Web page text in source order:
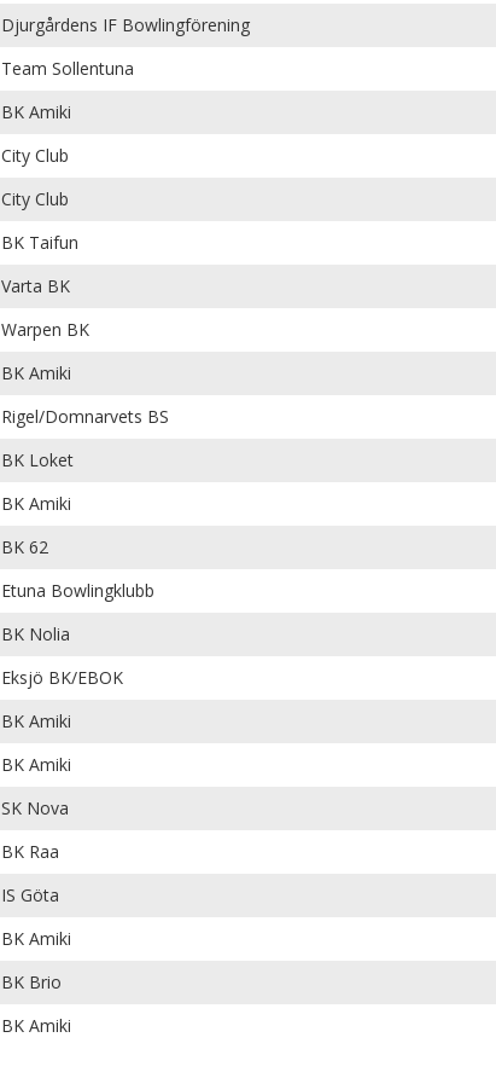
Djurgårdens IF Bowlingförening
Team Sollentuna
BK Amiki
City Club
City Club
BK Taifun
Varta BK
Warpen BK
BK Amiki
Rigel/Domnarvets BS
BK Loket
BK Amiki
BK 62
Etuna Bowlingklubb
BK Nolia
Eksjö BK/EBOK
BK Amiki
BK Amiki
SK Nova
BK Raa
IS Göta
BK Amiki
BK Brio
BK Amiki